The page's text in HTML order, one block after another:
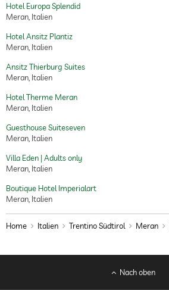
Hotel Europa Splendid
Meran, Italien
Hotel Ansitz Plantiz
Meran, Italien
Ansitz Thierburg Suites
Meran, Italien
Hotel Therme Meran
Meran, Italien
Guesthouse Suiteseven
Meran, Italien
Villa Eden | Adults only
Meran, Italien
Boutique Hotel Imperialart
Meran, Italien
Home Italien Trentino Südtirol Meran
Nach oben